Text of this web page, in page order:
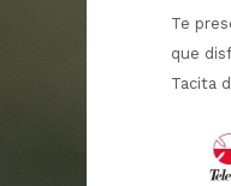
Te
que
Tacita